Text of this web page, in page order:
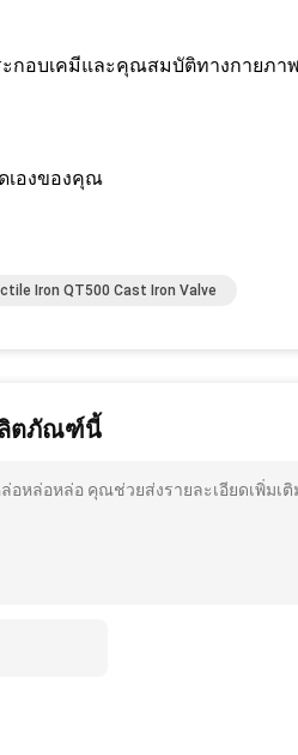
กอบเคมีและคุณสมบัติทางกายภา
เองของคุณ
Iron QT500 Cast Iron Valve
ลิตภัณฑ์นี้
อหล่อหล่อ คุณช่วยส่งรายละเอียดเพิ่ม